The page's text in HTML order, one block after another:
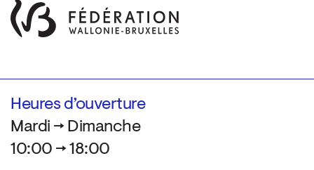
Heures d’ouverture
Mardi → Dimanche
10:00 → 18:00